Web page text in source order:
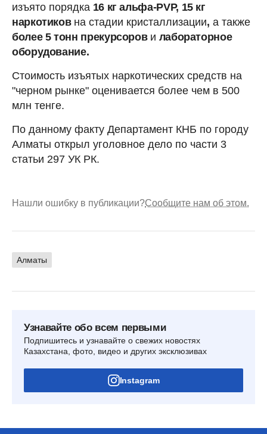
изъято порядка 16 кг альфа-PVP, 15 кг
наркотиковна стадии кристаллизации, а также
более 5 тонн прекурсоров и лабораторное
оборудование.
Стоимость изъятых наркотических средств на
"черном рынке" оценивается более чем в 500
млн тенге.
По данному факту Департамент КНБ по городу
Алматы открыл уголовное дело по части 3
статьи 297 УК РК.
Нашли ошибку в публикации?Сообщите нам об этом.
Алматы
Узнавайте обо всем первыми
Подпишитесь и узнавайте о свежих новостях
Казахстана, фото, видео и других эксклюзивах
Instagram